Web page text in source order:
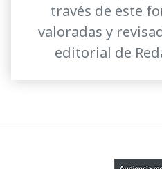
través de este
valoradas y
editorial de